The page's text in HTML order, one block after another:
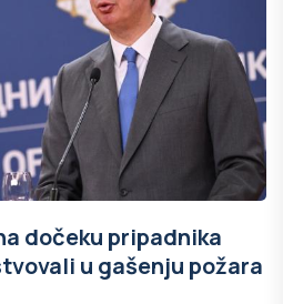
dočeku pripadnika
u gašenju požara